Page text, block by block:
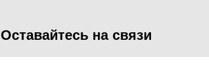
Оставайтесь на связи